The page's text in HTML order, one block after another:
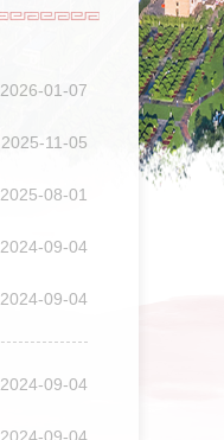
2026-01-07
2025-11-05
2025-08-01
2024-09-04
2024-09-04
2024-09-04